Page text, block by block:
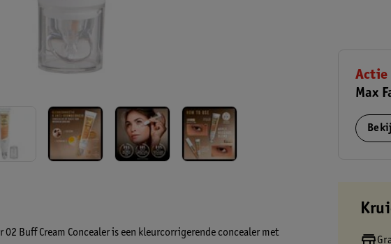
02 Buff Cream Concealer is een kleurcorrigerende concealer met
Actie
Max